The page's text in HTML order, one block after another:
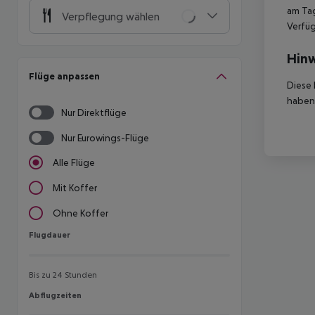
Verpflegung wählen
Flüge anpassen
Nur Direktflüge
Nur Eurowings-Flüge
Alle Flüge
Mit Koffer
Ohne Koffer
Flugdauer
Flugdauer
Bis zu 24 Stunden
Abflugzeiten
Abflugzeiten
am
Diese